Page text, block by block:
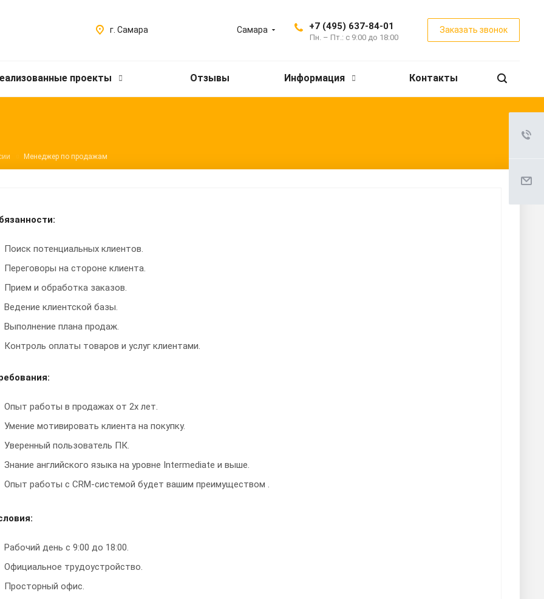
Самара +7 (495) 637-84-01
Пн. – Пт.: с 9:00 до 18:00
Заказать звонок
г. Самара
проекты Отзывы Информация Контакты
Менеджер по продажам
Поиск потенциальных клиентов.
Переговоры на стороне клиента.
Прием и обработка заказов.
Ведение клиентской базы.
Выполнение плана продаж.
Контроль оплаты товаров и услуг клиентами.
Опыт работы в продажах от 2х лет.
Умение мотивировать клиента на покупку.
Уверенный пользователь ПК.
Знание английского языка на уровне Intermediate и выше.
Опыт работы с CRM-системой будет вашим преимуществом .
Рабочий день с 9:00 до 18:00.
Официальное трудоустройство.
Просторный офис.